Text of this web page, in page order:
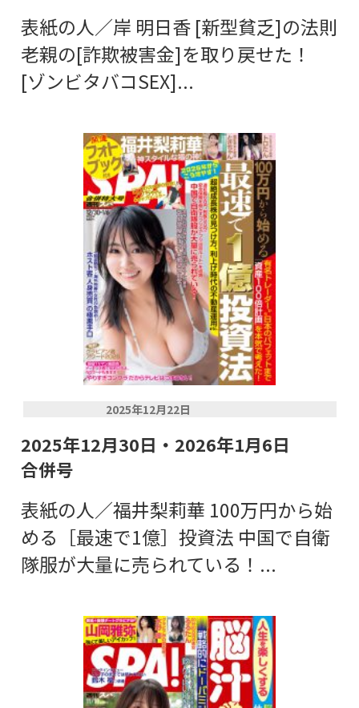
表紙の人／岸 明日香 [新型貧乏]の法則
老親の[詐欺被害金]を取り戻せた！
[ゾンビタバコSEX]...
2025年12月22日
2025年12月30日・2026年1月6日
合併号
表紙の人／福井梨莉華 100万円から始
める［最速で1億］投資法 中国で自衛
隊服が大量に売られている！...